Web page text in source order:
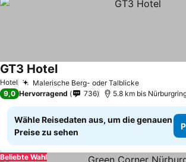
Hotel Malerische Berg- oder Talblicke
GT3 Hotel
9,0 Hervorragend 736 5.8 km bis
Wähle Reisedaten aus, um die genauen
Preise zu sehen
Beliebte Wahl